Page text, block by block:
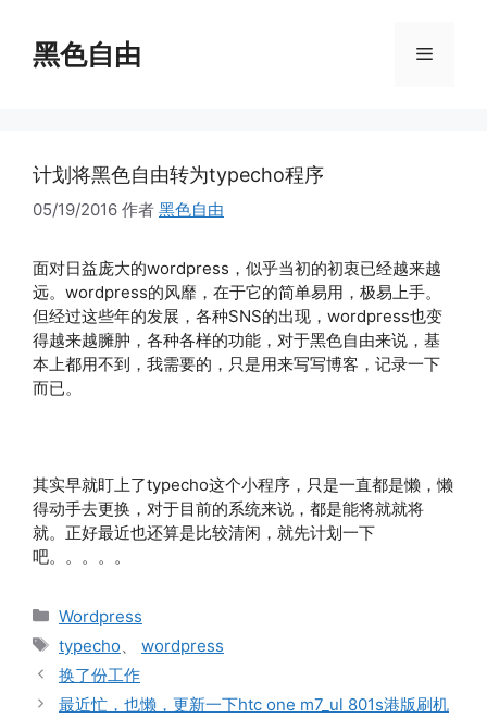
黑色自由 菜
计划将黑色自由转为typecho程序
05/19/2016 作者 黑色自由
面对日益庞大的wordpress，似乎当初的初衷已经越来越
远。wordpress的风靡，在于它的简单易用，极易上手。
但经过这些年的发展，各种SNS的出现，wordpress也变
得越来越臃肿，各种各样的功能，对于黑色自由来说，基
本上都用不到，我需要的，只是用来写写博客，记录一下
而已。
其实早就盯上了typecho这个小程序，只是一直都是懒，懒
得动手去更换，对于目前的系统来说，都是能将就就将
就。正好最近也还算是比较清闲，就先计划一下
吧。。。。。
分
类
Wordpress
标
签
typecho
wordpress
换了份工作
最近忙，也懒，更新一下htc one m7_ul 801s港版刷机